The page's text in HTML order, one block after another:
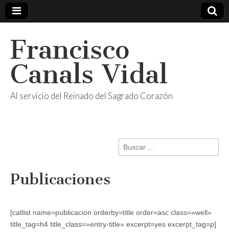
Francisco
Canals Vidal
Al servicio del Reinado del Sagrado Corazón
Buscar:
Publicaciones
[catlist name=publicacion orderby=title order=asc class=»well»
title_tag=h4 title_class=»entry-title» excerpt=yes excerpt_tag=p]